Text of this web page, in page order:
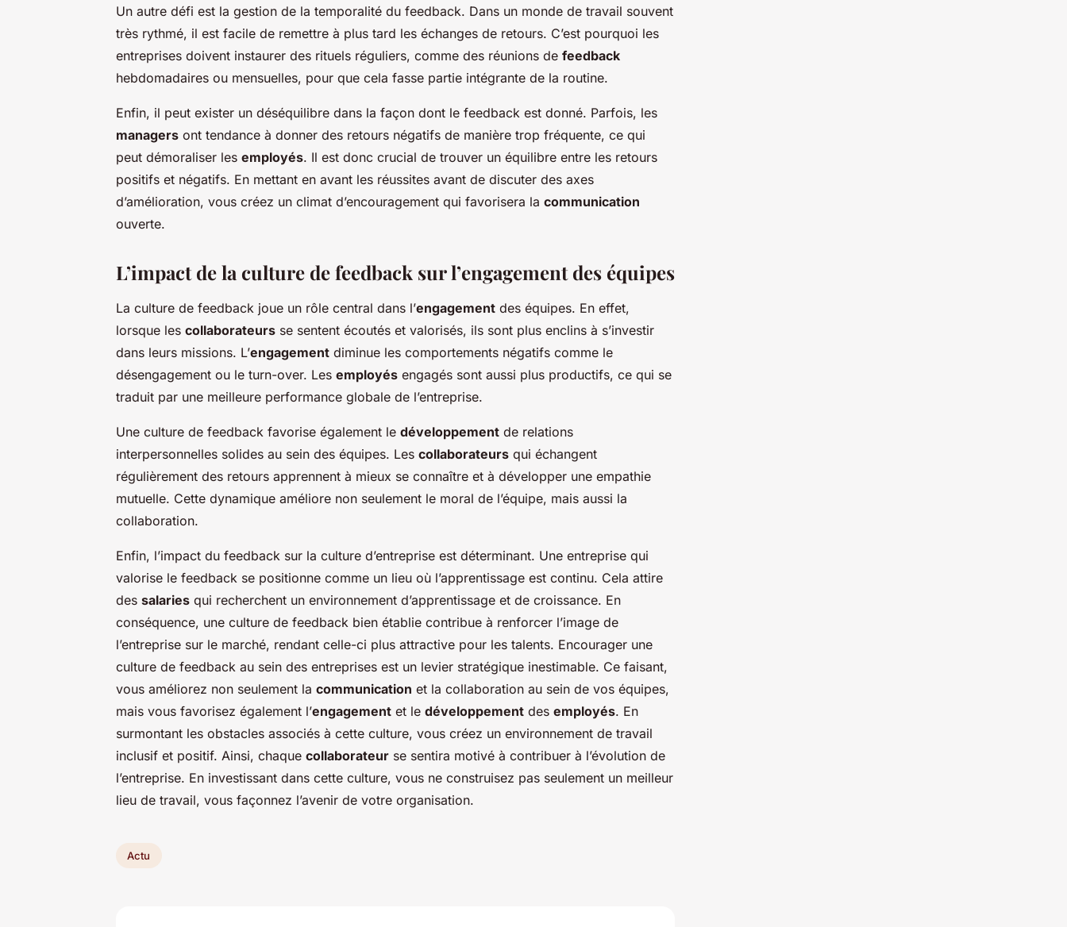
Un autre défi est la gestion de la temporalité du feedback. Dans un monde de travail souvent
très rythmé, il est facile de remettre à plus tard les échanges de retours. C’est pourquoi les
entreprises doivent instaurer des rituels réguliers, comme des réunions de feedback
hebdomadaires ou mensuelles, pour que cela fasse partie intégrante de la routine.
Enfin, il peut exister un déséquilibre dans la façon dont le feedback est donné. Parfois, les
managers ont tendance à donner des retours négatifs de manière trop fréquente, ce qui
peut démoraliser les employés. Il est donc crucial de trouver un équilibre entre les retours
positifs et négatifs. En mettant en avant les réussites avant de discuter des axes
d’amélioration, vous créez un climat d’encouragement qui favorisera la communication
ouverte.
L’impact de la culture de feedback sur l’engagement des équipes
La culture de feedback joue un rôle central dans l’engagement des équipes. En effet,
lorsque les collaborateurs se sentent écoutés et valorisés, ils sont plus enclins à s’investir
dans leurs missions. L’engagement diminue les comportements négatifs comme le
désengagement ou le turn-over. Les employés engagés sont aussi plus productifs, ce qui se
traduit par une meilleure performance globale de l’entreprise.
Une culture de feedback favorise également le développement de relations
interpersonnelles solides au sein des équipes. Les collaborateurs qui échangent
régulièrement des retours apprennent à mieux se connaître et à développer une empathie
mutuelle. Cette dynamique améliore non seulement le moral de l’équipe, mais aussi la
collaboration.
Enfin, l’impact du feedback sur la culture d’entreprise est déterminant. Une entreprise qui
valorise le feedback se positionne comme un lieu où l’apprentissage est continu. Cela attire
des salaries qui recherchent un environnement d’apprentissage et de croissance. En
conséquence, une culture de feedback bien établie contribue à renforcer l’image de
l’entreprise sur le marché, rendant celle-ci plus attractive pour les talents. Encourager une
culture de feedback au sein des entreprises est un levier stratégique inestimable. Ce faisant,
vous améliorez non seulement la communication et la collaboration au sein de vos équipes,
mais vous favorisez également l’engagement et le développement des employés. En
surmontant les obstacles associés à cette culture, vous créez un environnement de travail
inclusif et positif. Ainsi, chaque collaborateur se sentira motivé à contribuer à l’évolution de
l’entreprise. En investissant dans cette culture, vous ne construisez pas seulement un meilleur
lieu de travail, vous façonnez l’avenir de votre organisation.
Actu